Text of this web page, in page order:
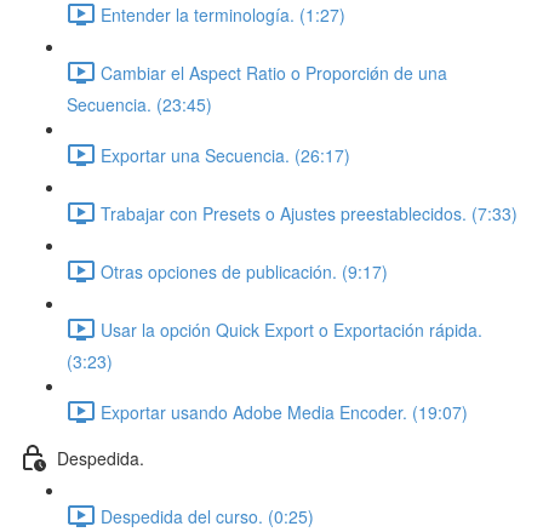
Entender la terminología. (1:27)
Cambiar el Aspect Ratio o Proporciǿn de una
Secuencia. (23:45)
Exportar una Secuencia. (26:17)
Trabajar con Presets o Ajustes preestablecidos. (7:33)
Otras opciones de publicación. (9:17)
Usar la opción Quick Export o Exportación rápida.
(3:23)
Exportar usando Adobe Media Encoder. (19:07)
Despedida.
Despedida del curso. (0:25)